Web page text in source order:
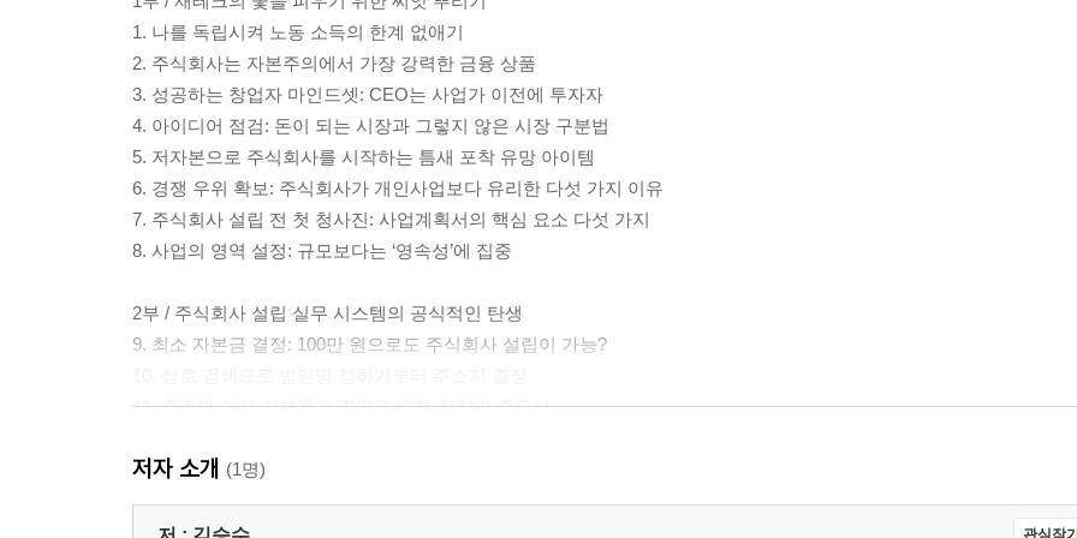
1. 나를 독립시켜 노동 소득의 한계 없애기
2. 주식회사는 자본주의에서 가장 강력한 금융 상품
3. 성공하는 창업자 마인드셋: CEO는 사업가 이전에 투자자
4. 아이디어 점검: 돈이 되는 시장과 그렇지 않은 시장 구분법
5. 저자본으로 주식회사를 시작하는 틈새 포착 유망 아이템
6. 경쟁 우위 확보: 주식회사가 개인사업보다 유리한 다섯 가지 이유
7. 주식회사 설립 전 첫 청사진: 사업계획서의 핵심 요소 다섯 가지
8. 사업의 영역 설정: 규모보다는 ‘영속성’에 집중
2부 / 주식회사 설립 실무 시스템의 공식적인 탄생
9. 최소 자본금 결정: 100만 원으로도 주식회사 설립이 가능?
11. 주주와 이사 지분율과 경영권 배분 전략의 중요성
13. 법인 설립 등기: 최적의 선택, 셀프 등기 vs 법무사 또는 변호사 활용
14. 사업자 등록 및 법인 통장 개설 절차
15. 법인 카드 발급: 경비 처리의 첫걸음과 주의 사항
저자 소개 (1명)
관심작